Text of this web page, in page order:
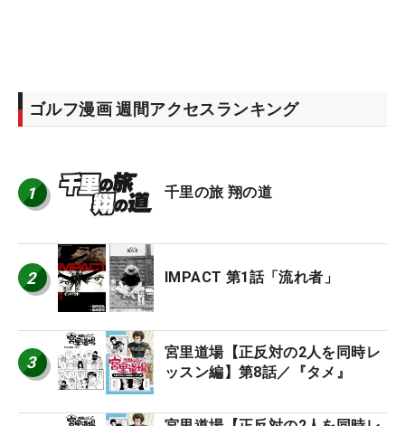
ゴルフ漫画 週間アクセスランキング
1 千里の旅 翔の道
2 IMPACT 第1話「流れ者」
3
宮里道場【正反対の2人を同時レ
ッスン編】第8話／『タメ』